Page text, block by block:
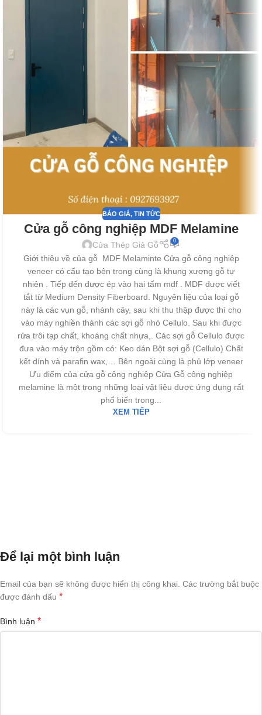
BÁO GIÁ, TIN TỨC
Cửa gỗ công nghiệp MDF Melamine
Cửa Thép Giả Gỗ 0
Giới thiệu về của gỗ MDF Melaminte Cửa gỗ công nghiệp
veneer có cấu tạo bên trong cùng là khung xương gỗ tự
nhiên . Tiếp đến được ép vào hai tấm mdf . MDF được viết
tắt từ Medium Density Fiberboard. Nguyên liệu của loại gỗ
này là các vụn gỗ, nhánh cây, sau khi thu thập được thì cho
vào máy nghiền thành các sợi gỗ nhỏ Cellulo. Sau khi được
rửa trôi tạp chất, khoáng chất nhựa,. Các sợi gỗ Cellulo được
đưa vào máy trộn gồm có: Keo dán Bột sợi gỗ (Cellulo) Chất
kết dính và parafin wax,… Bên ngoài cùng là phủ lớp veneer
Ưu điểm của cửa gỗ công nghiệp Cửa Gỗ công nghiệp
melamine là một trong những loại vật liệu được ứng dụng rất
phổ biến trong...
XEM TIẾP
Để lại một bình luận
Email của bạn sẽ không được hiển thị công khai. Các trường bắt buộc
được đánh dấu *
Bình luận *